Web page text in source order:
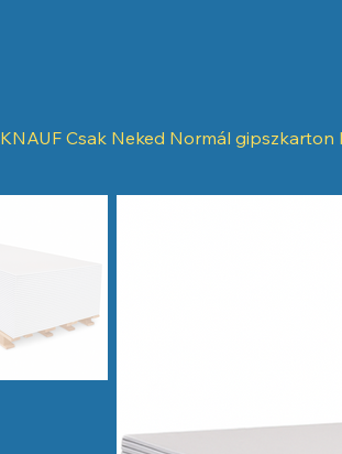
KNAUF Csak Neked Normál gipszkarton